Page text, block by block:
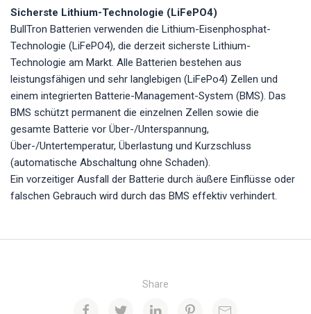
Sicherste Lithium-Technologie (LiFePO4)
BullTron Batterien verwenden die Lithium-Eisenphosphat-
Technologie (LiFePO4), die derzeit sicherste Lithium-
Technologie am Markt. Alle Batterien bestehen aus
leistungsfähigen und sehr langlebigen (LiFePo4) Zellen und
einem integrierten Batterie-Management-System (BMS). Das
BMS schützt permanent die einzelnen Zellen sowie die
gesamte Batterie vor Über-/Unterspannung,
Über-/Untertemperatur, Überlastung und Kurzschluss
(automatische Abschaltung ohne Schaden).
Ein vorzeitiger Ausfall der Batterie durch äußere Einflüsse oder
falschen Gebrauch wird durch das BMS effektiv verhindert.
Share